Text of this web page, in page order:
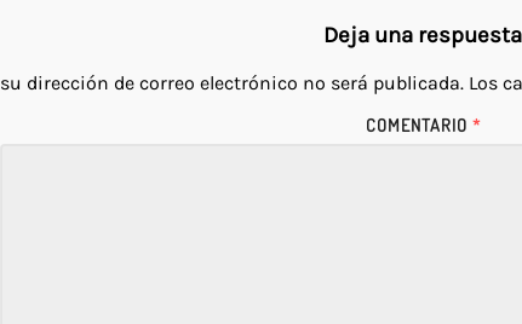
Deja una respuesta
su dirección de correo electrónico no será publicada. Los
COMENTARIO *